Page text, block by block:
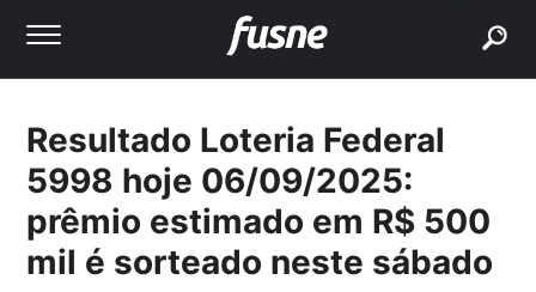
Resultado Loteria Federal
5998 hoje 06/09/2025:
prêmio estimado em R$ 500
mil é sorteado neste sábado